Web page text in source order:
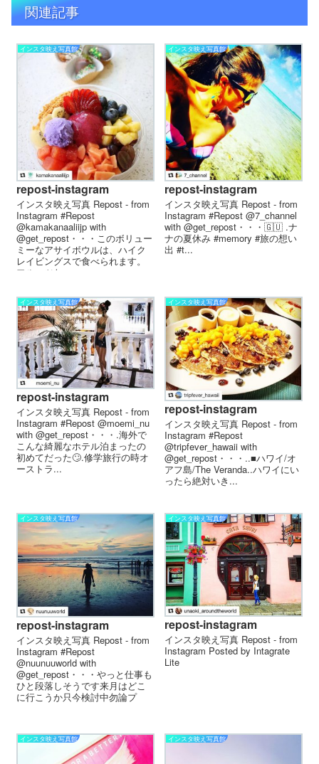
関連記事
インスタ映え写真館
repost-instagram
インスタ映え写真 Repost - from
Instagram #Repost
@kamakanaaliijp with
@get_repost・・・このボリュー
ミーなアサイボウルは、ハイク
レイビングスで食べられます。
フルーツた...
インスタ映え写真館
repost-instagram
インスタ映え写真 Repost - from
Instagram #Repost @7_channel
with @get_repost・・・🇬🇺 .ナ
ナの夏休み #memory #旅の想い
出 #t...
インスタ映え写真館
repost-instagram
インスタ映え写真 Repost - from
Instagram #Repost @moemi_nu
with @get_repost・・・.海外で
こんな綺麗なホテル泊まったの
初めてだった🙄.修学旅行の時オ
ーストラ...
インスタ映え写真館
repost-instagram
インスタ映え写真 Repost - from
Instagram #Repost
@tripfever_hawaii with
@get_repost・・・..■ハワイ/オ
アフ島/The Veranda..ハワイにい
ったら絶対いき...
インスタ映え写真館
repost-instagram
インスタ映え写真 Repost - from
Instagram #Repost
@nuunuuworld with
@get_repost・・・やっと仕事も
ひと段落しそうです来月はどこ
に行こうか只今検討中️勿論プ
インスタ映え写真館
repost-instagram
インスタ映え写真 Repost - from
Instagram Posted by Intagrate
Lite
インスタ映え写真館 インスタ映え写真館